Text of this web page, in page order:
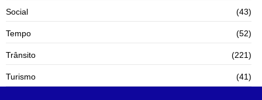
Social (43)
Tempo (52)
Trânsito (221)
Turismo (41)